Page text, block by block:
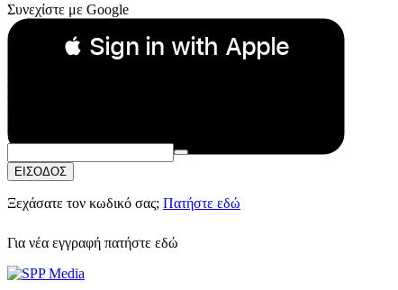
Συνεχίστε με Google
 Sign in with Apple
Συνεχίστε με Apple
ή
Email:
Κωδικός Πρόσβασης:
ΕΙΣΟΔΟΣ
Ξεχάσατε τον κωδικό σας; Πατήστε εδώ
Για νέα εγγραφή πατήστε εδώ